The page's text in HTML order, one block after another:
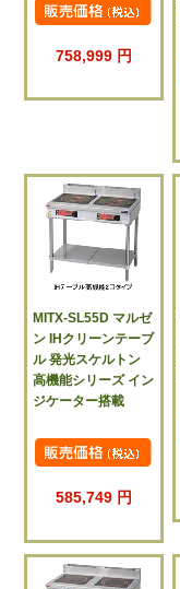
758,999 円
MITX-SL55D マルゼ
ン IHクリーンテーブ
ル 発光スケルトン
高機能シリーズ イン
ジケーター搭載
585,749 円